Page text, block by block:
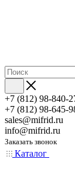
+7 (812) 98-840-
+7 (812) 98-645-
sales@mifrid.ru
info@mifrid.ru
Заказать звонок
Каталог